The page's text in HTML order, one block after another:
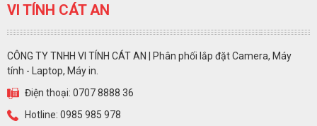
VI TÍNH CÁT AN
CÔNG TY TNHH VI TÍNH CÁT AN | Phân phối lắp đặt Camera, Máy
tính - Laptop, Máy in.
Điện thoại: 0707 8888 36
Hotline: 0985 985 978